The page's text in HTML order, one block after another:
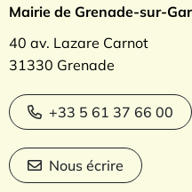
Grenade sur Garonne
Instagram
Mairie de Grenade-sur-
40 av. Lazare Carnot
31330 Grenade
+33 5 61 37 66 00
Nous écrire